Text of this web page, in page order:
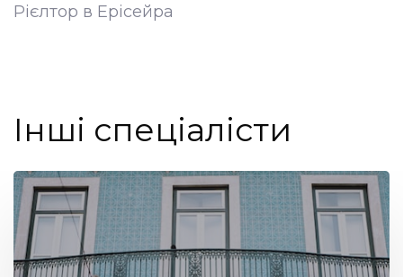
Рієлтор в Ерісейра
Інші спеціалісти